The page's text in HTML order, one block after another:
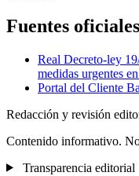
Fuentes
Real Decreto-ley
medidas urgentes
Portal del Cliente
Redacción y revisión
Contenido informativo.
Transparencia editorial